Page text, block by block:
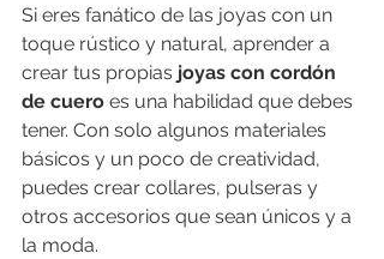
Si eres fanático de las joyas con un
toque rústico y natural, aprender a
crear tus propias joyas con cordón
de cuero es una habilidad que debes
tener. Con solo algunos materiales
básicos y un poco de creatividad,
puedes crear collares, pulseras y
otros accesorios que sean únicos y a
la moda.